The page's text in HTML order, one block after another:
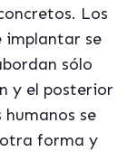
Los
implantar se
sólo
y el posterior
se
otra forma y